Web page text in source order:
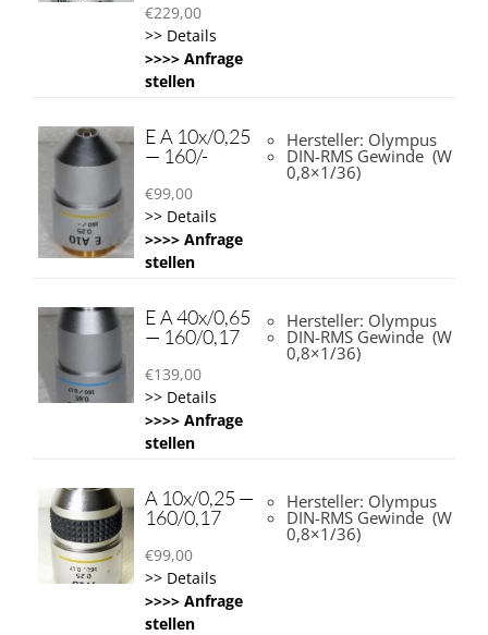
€229,00
>> Details
>>>> Anfrage
stellen
E A 10x/0,25
— 160/-
€99,00
>> Details
>>>> Anfrage
stellen
Hersteller: Olympus
DIN-RMS Gewinde (W
0,8×1/36)
E A 40x/0,65
— 160/0,17
€139,00
>> Details
>>>> Anfrage
stellen
Hersteller: Olympus
DIN-RMS Gewinde (W
0,8×1/36)
A 10x/0,25 —
160/0,17
€99,00
>> Details
>>>> Anfrage
stellen
Hersteller: Olympus
DIN-RMS Gewinde (W
0,8×1/36)